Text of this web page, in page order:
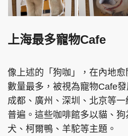
上海最多寵物Cafe
像上述的「狗咖」，在內地
數量最多，被視為寵物Cafe
成都、廣州、深圳、北京等
普遍。這些咖啡館多以貓、
犬、柯爾鴨、羊駝等主題。